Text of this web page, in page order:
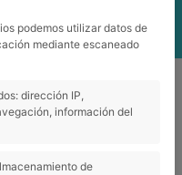
Primavera
2026 –
podemos utilizar datos de
mediante escaneado
dirección IP,
información del
de